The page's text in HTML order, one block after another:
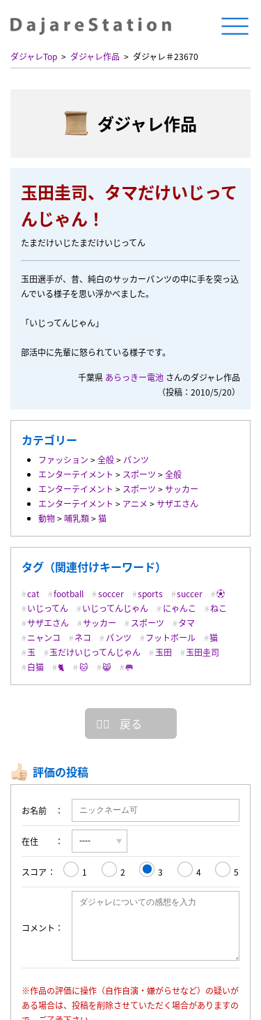
ダジャレTop ダジャレ作品 ダジャレ＃23670
ダジャレ作品
玉田圭司、タマだけいじって
んじゃん！
たまだけいじたまだけいじってん
玉田選手が、昔、純白のサッカーパンツの中に手を突っ込
んでいる様子を思い浮かべました。
「いじってんじゃん」
部活中に先輩に怒られている様子です。
千葉県 あらっきー電池 さんのダジャレ作品
（投稿：2010/5/20）
カテゴリー
ファッション >全般> パンツ
エンターテイメント > スポーツ >全般
エンターテイメント > スポーツ >サッカー
エンターテイメント > アニメ >サザエさん
動物> 哺乳類>猫
タグ（関連付けキーワード）
cat football soccer sports succer
⚽️
いじってん
いじってんじゃん にゃんこ
ねこ
サザエさん
サッカー スポーツ
タマ
ニャンコ
ネコ パンツ フットボール
猫
玉
玉だけいじってんじゃん 玉田
玉田圭司
白猫
🐈 🐱 😸 🥅
戻る
評価の投稿
お名前
在住
スコア 1 2 3 4 5
コメント
※作品の評価に操作（自作自演・嫌がらせなど）の疑いが
ある場合は、投稿を削除させていただく場合がありますの